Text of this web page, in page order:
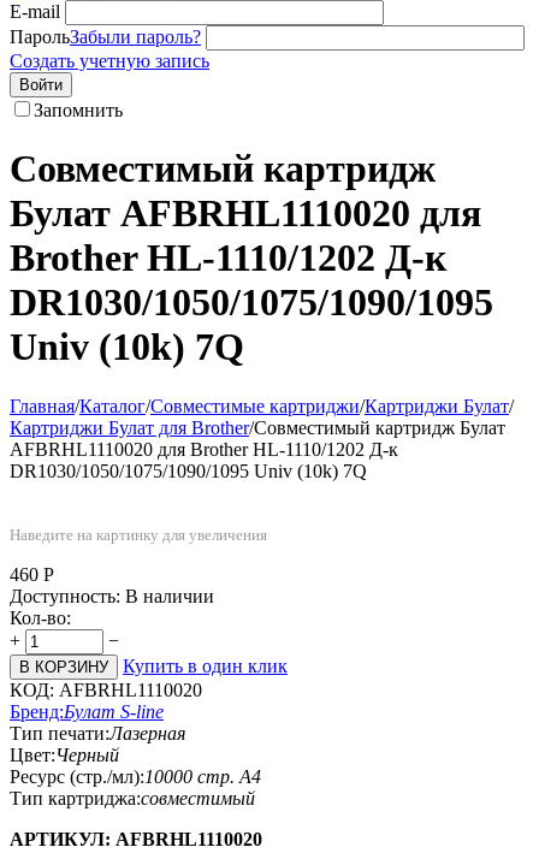
E-mail
ПарольЗабыли пароль?
Создать учетную запись
Войти
Запомнить
Совместимый картридж
Булат AFBRHL1110020 для
Brother HL-1110/1202 Д-к
DR1030/1050/1075/1090/1095
Univ (10k) 7Q
Главная/Каталог/Совместимые картриджи/Картриджи Булат/
Картриджи Булат для Brother/Совместимый картридж Булат
AFBRHL1110020 для Brother HL-1110/1202 Д-к
DR1030/1050/1075/1090/1095 Univ (10k) 7Q
Наведите на картинку для увеличения
460 Р
Доступность: В наличии
Кол-во:
+
−
В КОРЗИНУ
Купить в один клик
КОД: AFBRHL1110020
Бренд:Булат S-line
Тип печати:Лазерная
Цвет:Черный
Ресурс (стр./мл):10000 стр. А4
Тип картриджа:совместимый
АРТИКУЛ: AFBRHL1110020